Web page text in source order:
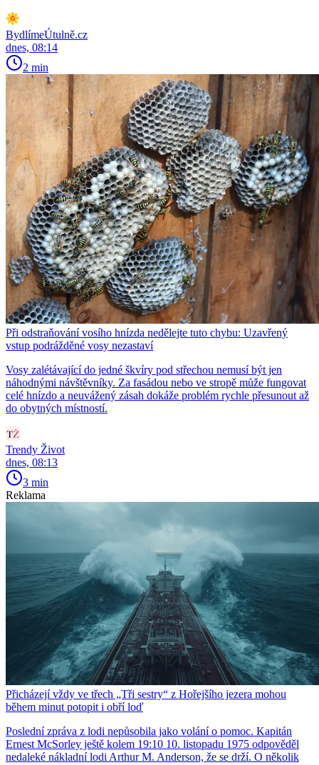
BydlímeÚtulně.cz
dnes, 08:14
2 min
Při odstraňování vosího hnízda nedělejte tuto chybu: Uzavřený
vstup podrážděné vosy nezastaví
Vosy zalétávající do jedné škvíry pod střechou nemusí být jen
náhodnými návštěvníky. Za fasádou nebo ve stropě může fungovat
celé hnízdo a neuvážený zásah dokáže problém rychle přesunout až
do obytných místností.
Trendy Život
dnes, 08:13
3 min
Reklama
Přicházejí vždy ve třech „Tři sestry“ z Hořejšího jezera mohou
během minut potopit i obří loď
Poslední zpráva z lodi nepůsobila jako volání o pomoc. Kapitán
Ernest McSorley ještě kolem 19:10 10. listopadu 1975 odpověděl
nedaleké nákladní lodi Arthur M. Anderson, že se drží. O několik